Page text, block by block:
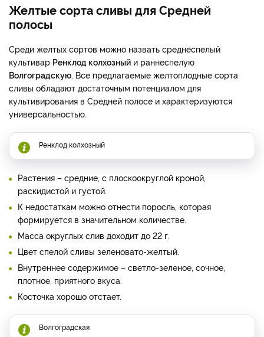
Желтые сорта сливы для Средней
полосы
Среди желтых сортов можно назвать среднеспелый
культивар Ренклод колхозный и раннеспелую
Волгоградскую . Все предлагаемые желтоплодные сорта
сливы обладают достаточным потенциалом для
культивирования в Средней полосе и характеризуются
универсальностью.
Ренклод колхозный
Растения – средние, с плоскоокруглой кроной,
раскидистой и густой.
К недостаткам можно отнести поросль, которая
формируется в значительном количестве.
Масса округлых слив доходит до 22 г.
Цвет спелой сливы зеленовато-желтый.
Внутреннее содержимое – светло-зеленое, сочное,
плотное, приятного вкуса.
Косточка хорошо отстает.
Волгоградская